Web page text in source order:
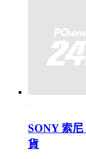
SONY 索
貨